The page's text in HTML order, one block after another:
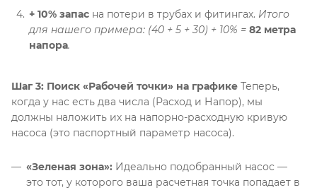
+ 10% запас на потери в трубах и фитингах. Итого
для нашего примера: (40 + 5 + 30) + 10% = 82 метра
напора.
Шаг 3: Поиск «Рабочей точки» на графике Теперь,
когда у нас есть два числа (Расход и Напор), мы
должны наложить их на напорно-расходную кривую
насоса (это паспортный параметр насоса).
«Зеленая зона»: Идеально подобранный насос —
это тот, у которого ваша расчетная точка попадает в